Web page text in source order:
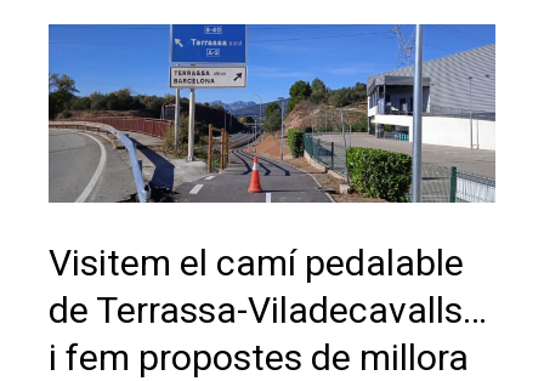
Visitem el camí pedalable
de Terrassa-Viladecavalls…
i fem propostes de millora